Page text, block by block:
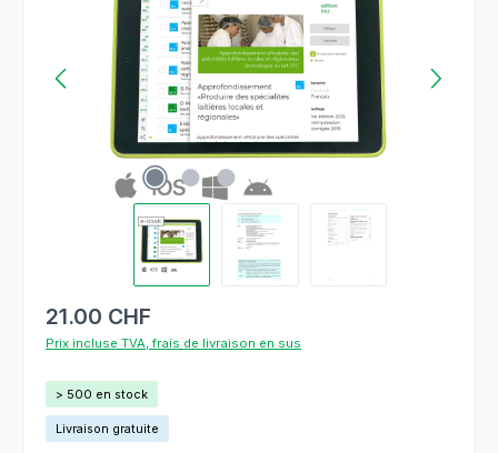
21.00 CHF
Prix incluse TVA, frais de livraison en sus
> 500 en stock
Livraison gratuite